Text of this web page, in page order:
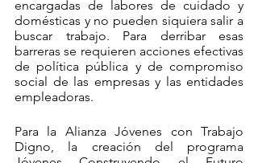
encargadas de labores de cuidado y
domésticas y no pueden siquiera salir a
buscar trabajo. Para derribar esas
barreras se requieren acciones efectivas
de política pública y de compromiso
social de las empresas y las entidades
empleadoras.
Para la Alianza Jóvenes con Trabajo
Digno, la creación del programa